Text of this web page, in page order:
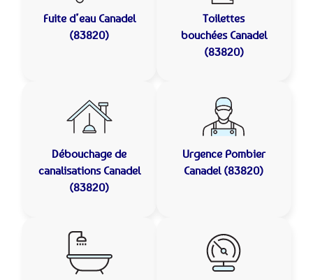
Fuite d’eau Canadel
(83820)
Toilettes
bouchées Canadel
(83820)
Débouchage de
canalisations Canadel
(83820)
Urgence Pombier
Canadel (83820)